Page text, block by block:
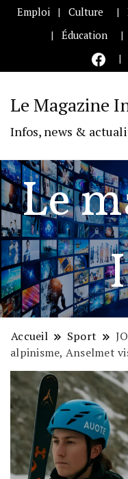
Emploi Culture
Éducation
Le Magazine
Infos, news &
Le
Accueil Sport
alpinisme, Anselmet